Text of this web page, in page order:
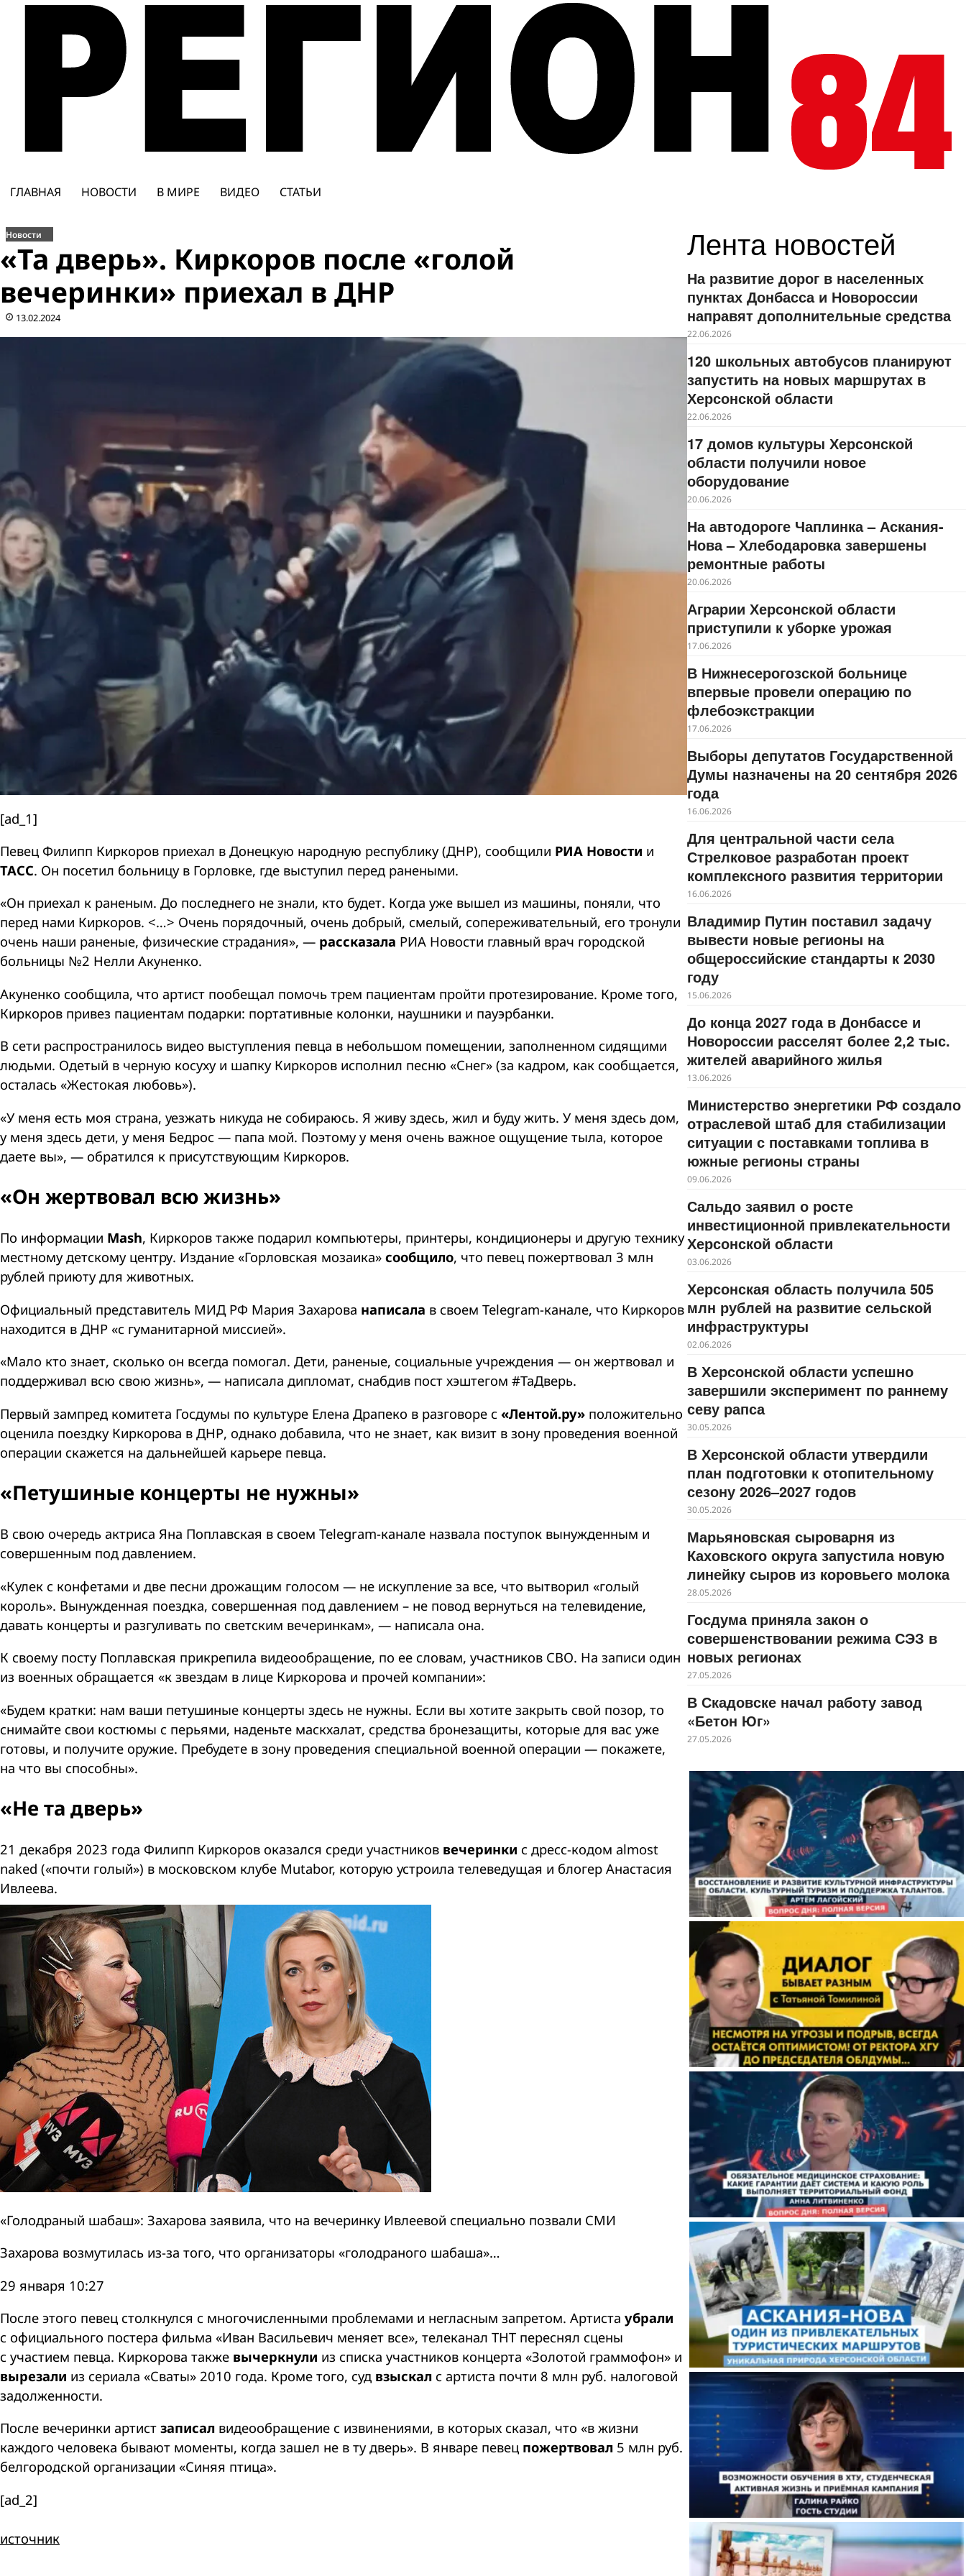
Перейти
содержимому
ГЛАВНАЯ НОВОСТИ В МИРЕ ВИДЕО СТАТЬИ
Новости
«Та дверь». Киркоров после «голой
вечеринки» приехал в ДНР
13.02.2024
[ad_1]
Певец Филипп Киркоров приехал в Донецкую народную республику (ДНР), сообщили РИА Новости и
ТАСС. Он посетил больницу в Горловке, где выступил перед ранеными.
«Он приехал к раненым. До последнего не знали, кто будет. Когда уже вышел из машины, поняли, что
перед нами Киркоров. <…> Очень порядочный, очень добрый, смелый, сопереживательный, его тронули
очень наши раненые, физические страдания», — рассказала РИА Новости главный врач городской
больницы №2 Нелли Акуненко.
Акуненко сообщила, что артист пообещал помочь трем пациентам пройти протезирование. Кроме того,
Киркоров привез пациентам подарки: портативные колонки, наушники и пауэрбанки.
В сети распространилось видео выступления певца в небольшом помещении, заполненном сидящими
людьми. Одетый в черную косуху и шапку Киркоров исполнил песню «Снег» (за кадром, как сообщается,
осталась «Жестокая любовь»).
«У меня есть моя страна, уезжать никуда не собираюсь. Я живу здесь, жил и буду жить. У меня здесь дом,
у меня здесь дети, у меня Бедрос — папа мой. Поэтому у меня очень важное ощущение тыла, которое
даете вы», — обратился к присутствующим Киркоров.
«Он жертвовал всю жизнь»
По информации Mash, Киркоров также подарил компьютеры, принтеры, кондиционеры и другую технику
местному детскому центру. Издание «Горловская мозаика» сообщило, что певец пожертвовал 3 млн
рублей приюту для животных.
Официальный представитель МИД РФ Мария Захарова написала в своем Telegram-канале, что Киркоров
находится в ДНР «с гуманитарной миссией».
«Мало кто знает, сколько он всегда помогал. Дети, раненые, социальные учреждения — он жертвовал и
поддерживал всю свою жизнь», — написала дипломат, снабдив пост хэштегом #ТаДверь.
Первый зампред комитета Госдумы по культуре Елена Драпеко в разговоре с «Лентой.ру» положительно
оценила поездку Киркорова в ДНР, однако добавила, что не знает, как визит в зону проведения военной
операции скажется на дальнейшей карьере певца.
«Петушиные концерты не нужны»
В свою очередь актриса Яна Поплавская в своем Telegram-канале назвала поступок вынужденным и
совершенным под давлением.
«Кулек с конфетами и две песни дрожащим голосом — не искупление за все, что вытворил «голый
король». Вынужденная поездка, совершенная под давлением – не повод вернуться на телевидение,
давать концерты и разгуливать по светским вечеринкам», — написала она.
К своему посту Поплавская прикрепила видеообращение, по ее словам, участников СВО. На записи один
из военных обращается «к звездам в лице Киркорова и прочей компании»:
«Будем кратки: нам ваши петушиные концерты здесь не нужны. Если вы хотите закрыть свой позор, то
снимайте свои костюмы с перьями, наденьте маскхалат, средства бронезащиты, которые для вас уже
готовы, и получите оружие. Пребудете в зону проведения специальной военной операции — покажете,
на что вы способны».
«Не та дверь»
21 декабря 2023 года Филипп Киркоров оказался среди участников вечеринки с дресс-кодом almost
naked («почти голый») в московском клубе Mutabor, которую устроила телеведущая и блогер Анастасия
Ивлеева.
«Голодраный шабаш»: Захарова заявила, что на вечеринку Ивлеевой специально позвали СМИ
Захарова возмутилась из-за того, что организаторы «голодраного шабаша»…
29 января 10:27
После этого певец столкнулся с многочисленными проблемами и негласным запретом. Артиста убрали
с официального постера фильма «Иван Васильевич меняет все», телеканал ТНТ переснял сцены
с участием певца. Киркорова также вычеркнули из списка участников концерта «Золотой граммофон» и
вырезали из сериала «Сваты» 2010 года. Кроме того, суд взыскал с артиста почти 8 млн руб. налоговой
задолженности.
После вечеринки артист записал видеообращение с извинениями, в которых сказал, что «в жизни
каждого человека бывают моменты, когда зашел не в ту дверь». В январе певец пожертвовал 5 млн руб.
белгородской организации «Синяя птица».
[ad_2]
источник
Лента новостей
На развитие дорог в населенных
пунктах Донбасса и Новороссии
направят дополнительные средства
22.06.2026
120 школьных автобусов планируют
запустить на новых маршрутах в
Херсонской области
22.06.2026
17 домов культуры Херсонской
области получили новое
оборудование
20.06.2026
На автодороге Чаплинка – Аскания-
Нова – Хлебодаровка завершены
ремонтные работы
20.06.2026
Аграрии Херсонской области
приступили к уборке урожая
17.06.2026
В Нижнесерогозской больнице
впервые провели операцию по
флебоэкстракции
17.06.2026
Выборы депутатов Государственной
Думы назначены на 20 сентября 2026
года
16.06.2026
Для центральной части села
Стрелковое разработан проект
комплексного развития территории
16.06.2026
Владимир Путин поставил задачу
вывести новые регионы на
общероссийские стандарты к 2030
году
15.06.2026
До конца 2027 года в Донбассе и
Новороссии расселят более 2,2 тыс.
жителей аварийного жилья
13.06.2026
Министерство энергетики РФ создало
отраслевой штаб для стабилизации
ситуации с поставками топлива в
южные регионы страны
09.06.2026
Сальдо заявил о росте
инвестиционной привлекательности
Херсонской области
03.06.2026
Херсонская область получила 505
млн рублей на развитие сельской
инфраструктуры
02.06.2026
В Херсонской области успешно
завершили эксперимент по раннему
севу рапса
30.05.2026
В Херсонской области утвердили
план подготовки к отопительному
сезону 2026–2027 годов
30.05.2026
Марьяновская сыроварня из
Каховского округа запустила новую
линейку сыров из коровьего молока
28.05.2026
Госдума приняла закон о
совершенствовании режима СЭЗ в
новых регионах
27.05.2026
В Скадовске начал работу завод
«Бетон Юг»
27.05.2026